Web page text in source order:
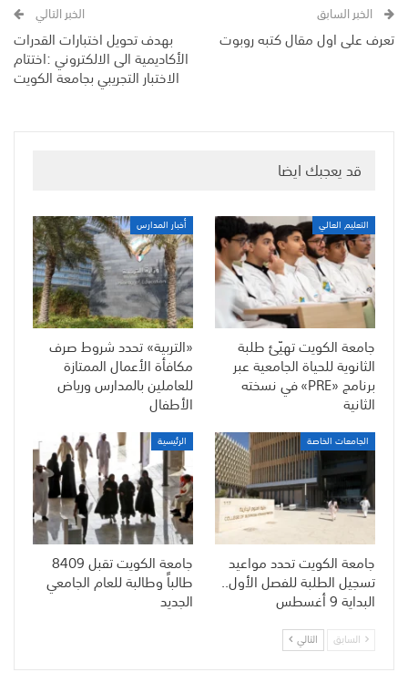
الخبر السابق
تعرف على اول مقال كتبه روبوت
الخبر التالي
بهدف تحويل اختبارات القدرات
الأكاديمية الى الالكتروني :اختتام
الاختبار التجريبي بجامعة الكويت
قد يعجبك ايضا
التعليم العالي
جامعة الكويت تهيّئ طلبة
الثانوية للحياة الجامعية عبر
برنامج «PRE» في نسخته
الثانية
أخبار المدارس
«التربية» تحدد شروط صرف
مكافأة الأعمال الممتازة
للعاملين بالمدارس ورياض
الأطفال
الجامعات الخاصة
جامعة الكويت تحدد مواعيد
تسجيل الطلبة للفصل الأول..
البداية 9 أغسطس
الرئيسية
جامعة الكويت تقبل 8409
طالباً وطالبة للعام الجامعي
الجديد
السابق التالي